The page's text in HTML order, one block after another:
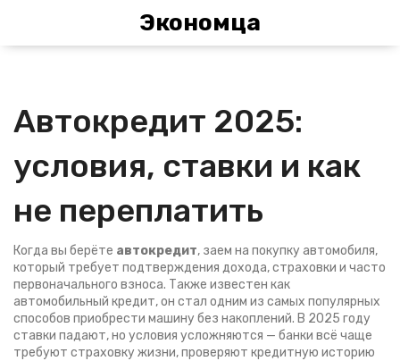
Экономца
Автокредит 2025:
условия, ставки и как
не переплатить
Когда вы берёте автокредит, заем на покупку автомобиля,
который требует подтверждения дохода, страховки и часто
первоначального взноса. Также известен как
автомобильный кредит, он стал одним из самых популярных
способов приобрести машину без накоплений. В 2025 году
ставки падают, но условия усложняются — банки всё чаще
требуют страховку жизни, проверяют кредитную историю